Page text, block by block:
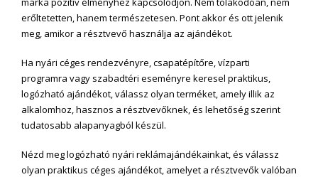
erőltetetten, hanem természetesen. Pont akkor és ott jelenik
meg, amikor a résztvevő használja az ajándékot.
Ha nyári céges rendezvényre, csapatépítőre, vízparti
programra vagy szabadtéri eseményre keresel praktikus,
logózható ajándékot, válassz olyan terméket, amely illik az
alkalomhoz, hasznos a résztvevőknek, és lehetőség szerint
tudatosabb alapanyagból készül.
Nézd meg logózható nyári reklámajándékainkat, és válassz
olyan praktikus céges ajándékot, amelyet a résztvevők valóban